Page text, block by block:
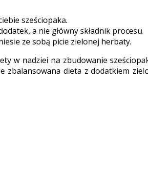
sześciopaka.
a nie główny składnik procesu.
ze sobą picie zielonej herbaty.
w nadziei na zbudowanie
zbalansowana dieta z dodatkiem